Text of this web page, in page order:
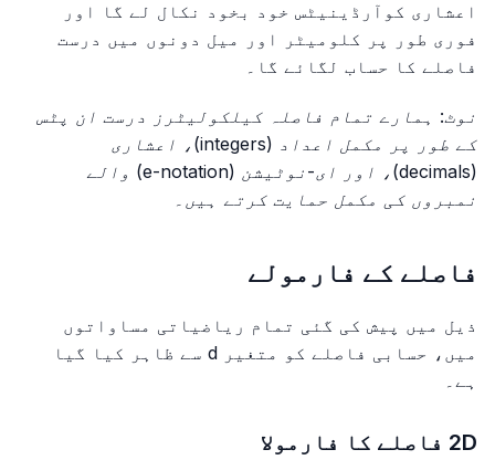
اعشاری کوآرڈینیٹس خود بخود نکال لے گا اور
فوری طور پر کلومیٹر اور میل دونوں میں درست
فاصلے کا حساب لگائے گا۔
نوٹ: ہمارے تمام فاصلہ کیلکولیٹرز درست ان پٹس
کے طور پر مکمل اعداد (integers)، اعشاری
(decimals)، اور ای-نوٹیشن (e-notation) والے
نمبروں کی مکمل حمایت کرتے ہیں۔
فاصلے کے فارمولے
ذیل میں پیش کی گئی تمام ریاضیاتی مساواتوں
میں، حسابی فاصلے کو متغیر d سے ظاہر کیا گیا
ہے۔
2D فاصلے کا فارمولا